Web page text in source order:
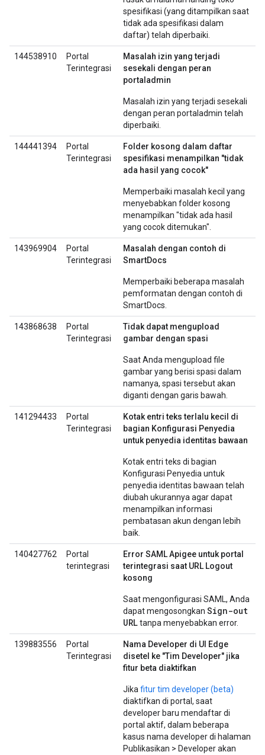
spesifikasi (yang ditampilkan saat
tidak ada spesifikasi dalam
daftar) telah diperbaiki.
144538910
Portal
Terintegrasi
Masalah izin yang terjadi
sesekali dengan peran
portaladmin
Masalah izin yang terjadi sesekali
dengan peran portaladmin telah
diperbaiki.
144441394
Portal
Terintegrasi
Folder kosong dalam daftar
spesifikasi menampilkan "tidak
ada hasil yang cocok"
Memperbaiki masalah kecil yang
menyebabkan folder kosong
menampilkan "tidak ada hasil
yang cocok ditemukan".
143969904
Portal
Terintegrasi
Masalah dengan contoh di
SmartDocs
Memperbaiki beberapa masalah
pemformatan dengan contoh di
SmartDocs.
143868638
Portal
Terintegrasi
Tidak dapat mengupload
gambar dengan spasi
Saat Anda mengupload file
gambar yang berisi spasi dalam
namanya, spasi tersebut akan
diganti dengan garis bawah.
141294433
Portal
Terintegrasi
Kotak entri teks terlalu kecil di
bagian Konfigurasi Penyedia
untuk penyedia identitas bawaan
Kotak entri teks di bagian
Konfigurasi Penyedia untuk
penyedia identitas bawaan telah
diubah ukurannya agar dapat
menampilkan informasi
pembatasan akun dengan lebih
baik.
140427762
Portal
terintegrasi
Error SAML Apigee untuk portal
terintegrasi saat URL Logout
kosong
Saat mengonfigurasi SAML, Anda
dapat mengosongkan Sign-out
URLtanpa menyebabkan error.
139883556
Portal
Terintegrasi
Nama Developer di UI Edge
disetel ke "Tim Developer" jika
fitur beta diaktifkan
Jika fitur tim developer (beta)
diaktifkan di portal, saat
developer baru mendaftar di
portal aktif, dalam beberapa
kasus nama developer di halaman
Publikasikan > Developer akan